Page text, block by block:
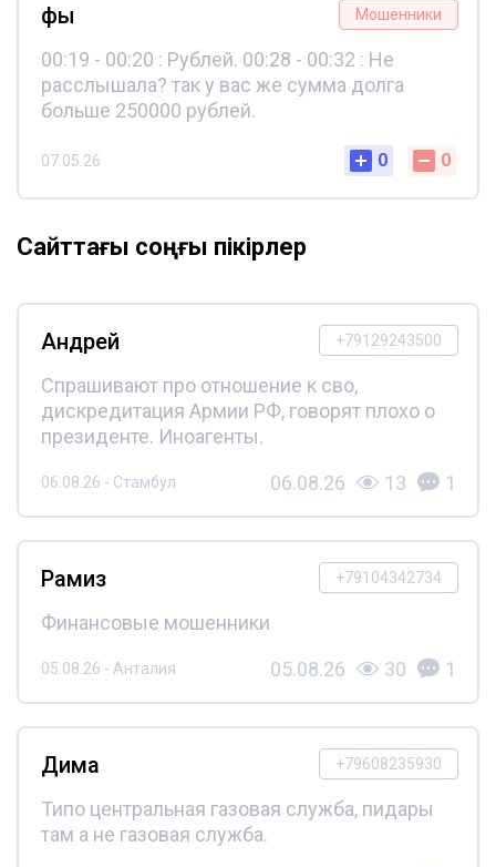
Мошенники
фы
00:19 - 00:20 : Рублей. 00:28 - 00:32 : Не
расслышала? так у вас же сумма долга
больше 250000 рублей.
07.05.26 0 0
Сайттағы соңғы пікірлер
+79129243500
Андрей
Спрашивают про отношение к сво,
дискредитация Армии РФ, говорят плохо о
президенте. Иноагенты.
06.08.26 - Стамбул 06.08.26 13 1
+79104342734
Рамиз
Финансовые мошенники
05.08.26 - Анталия 05.08.26 30 1
+79608235930
Дима
Типо центральная газовая служба, пидары
там а не газовая служба.